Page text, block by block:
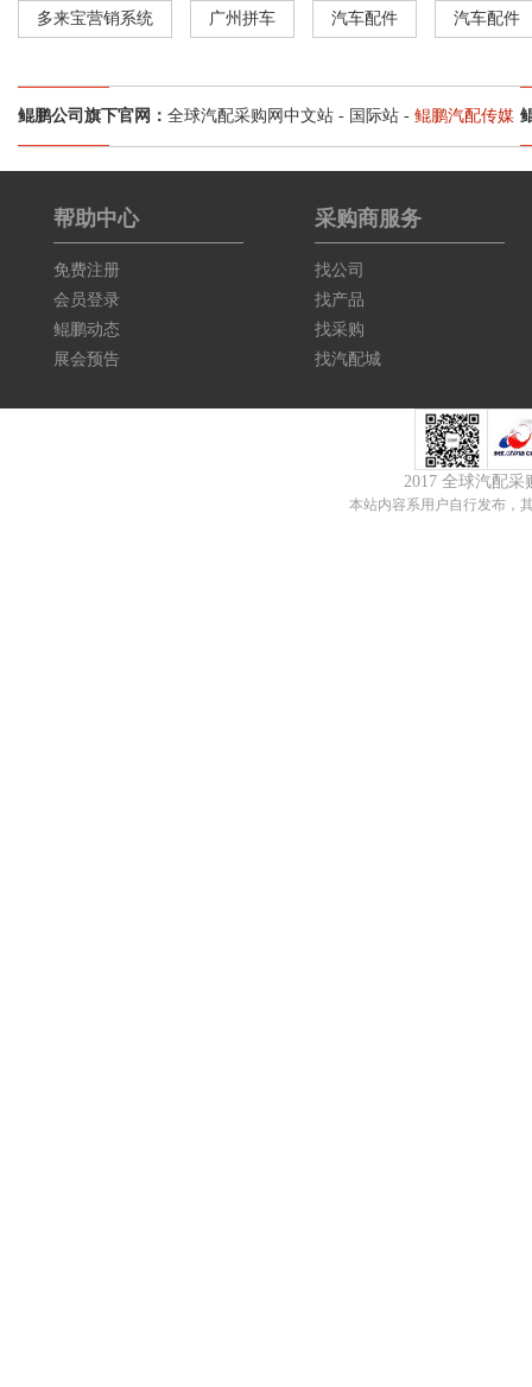
多来宝营销系统 广州拼车 汽车配件 汽车配件
鲲鹏公司旗下官网： 全球汽配采购网中文站 - 国际站 - 鲲鹏汽配传媒
帮助中心
免费注册
会员登录
鲲鹏动态
展会预告
采购商服务
找公司
找产品
找采购
找汽配城
2017 全球汽配
本站内容系用户自行发布，